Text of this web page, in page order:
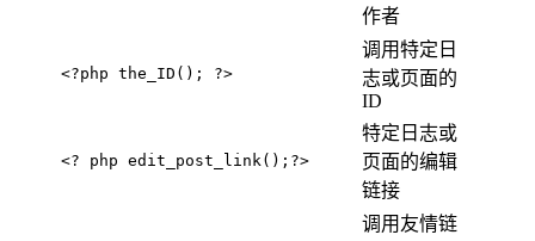
作者
<?php the_ID(); ?>
调用特定日
志或页面的
ID
<? php edit_post_link();?>
特定日志或
页面的编辑
链接
调用友情链